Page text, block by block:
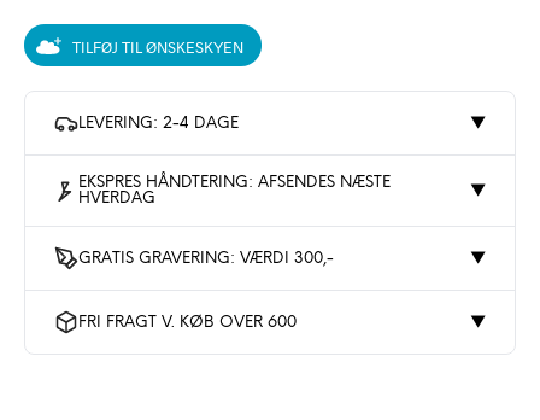
TILFØJ TIL ØNSKESKYEN
LEVERING: 2-4 DAGE ▼
EKSPRES HÅNDTERING: AFSENDES NÆSTE
HVERDAG
▼
GRATIS GRAVERING: VÆRDI 300,- ▼
FRI FRAGT V. KØB OVER 600 ▼